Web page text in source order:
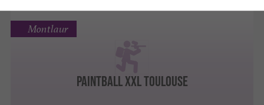
PAINTBALL XXL TOULOUSE
Montlaur